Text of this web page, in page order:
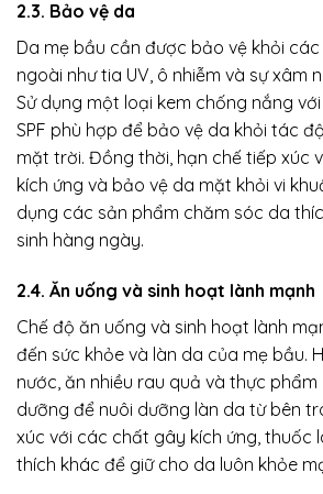
2.3. Bảo vệ da
Da mẹ bầu cần được bảo vệ khỏi
ngoài như tia UV, ô nhiễm và sự xâm
Sử dụng một loại kem chống nắng
SPF phù hợp để bảo vệ da khỏi tác
mặt trời. Đồng thời, hạn chế tiếp xúc
kích ứng và bảo vệ da mặt khỏi vi
dụng các sản phẩm chăm sóc da
sinh hàng ngày.
2.4. Ăn uống và sinh hoạt lành mạnh
Chế độ ăn uống và sinh hoạt lành
đến sức khỏe và làn da của mẹ bầu.
nước, ăn nhiều rau quả và thực
dưỡng để nuôi dưỡng làn da từ bên
xúc với các chất gây kích ứng, thuốc
thích khác để giữ cho da luôn khỏe